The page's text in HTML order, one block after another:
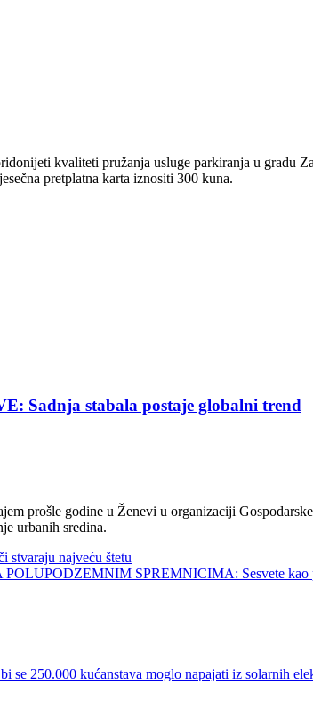
kvaliteti pružanja usluge parkiranja u
pretplatna karta iznositi 300 kuna.
Sadnja stabala postaje globalni trend
prošle godine u Ženevi u organizaciji
urbanih sredina.
najveću štetu
SPREMNICIMA: Sesvete kao
250.000 kućanstava moglo napajati iz solarnih